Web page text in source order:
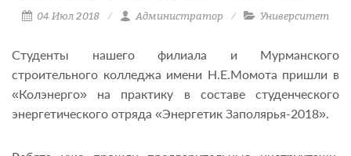
04 Июл 2018 Администратор Университет
Студенты нашего филиала и Мурманского
строительного колледжа имени Н.Е.Момота пришли в
«Колэнерго» на практику в составе студенческого
энергетического отряда «Энергетик Заполярья-2018».